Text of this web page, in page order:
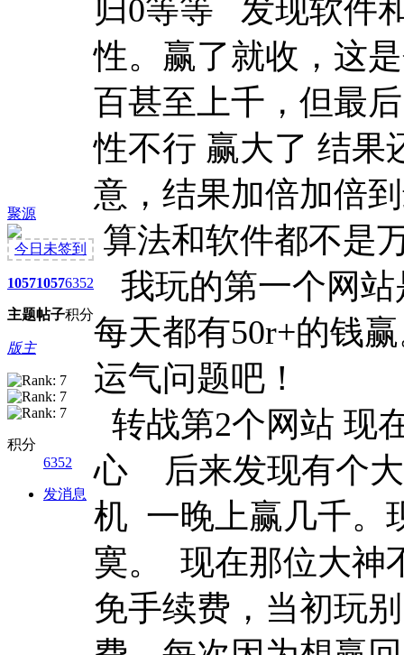
聚源
今日未签到
1057
主题
1057
帖子
6352
积分
版主
积分
6352
发消息
归0等等 发现软件
性。赢了就收，这
百甚至上千，但最
性不行 赢大了 结果
意，结果加倍加倍
算法和软件都不是
我玩的第一个网站
每天都有50r+的钱
运气问题吧！
转战第2个网站 现
心 后来发现有个大
机 一晚上赢几千。
寞。 现在那位大神
免手续费，当初玩